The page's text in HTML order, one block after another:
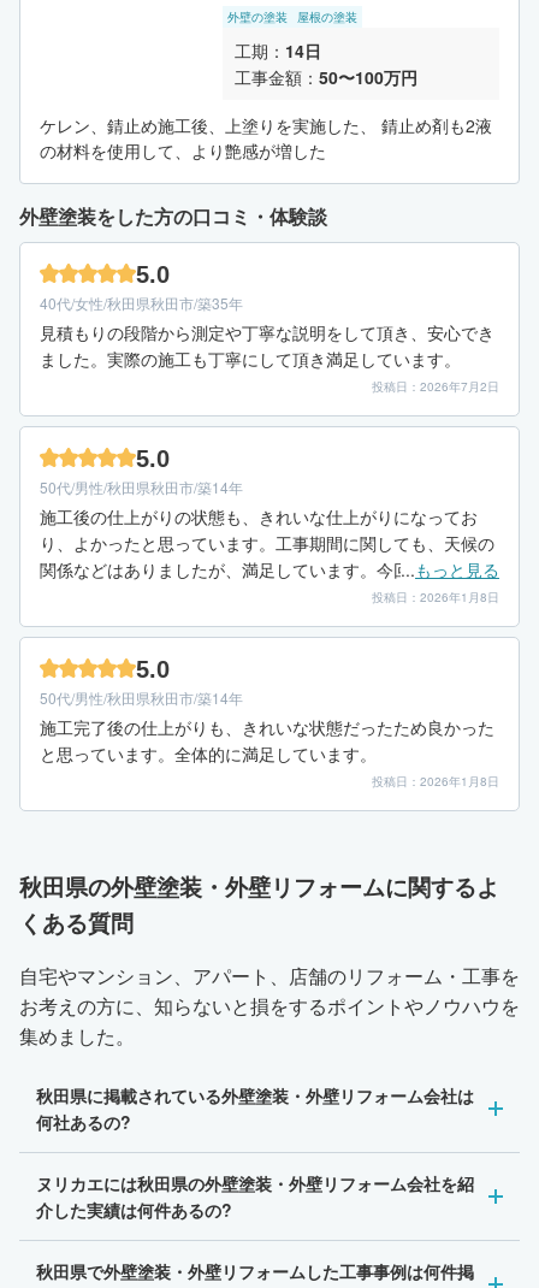
外壁の塗装 屋根の塗装
工期： 14日
工事金額： 50〜100万円
ケレン、錆止め施工後、上塗りを実施した、 錆止め剤も2液
の材料を使用して、より艶感が増した
外壁塗装をした方の口コミ・体験談
5.0
40代/女性/秋田県秋田市/築35年
見積もりの段階から測定や丁寧な説明をして頂き、安心でき
ました。実際の施工も丁寧にして頂き満足しています。
投稿日：2026年7月2日
5.0
50代/男性/秋田県秋田市/築14年
施工後の仕上がりの状態も、きれいな仕上がりになってお
り、よかったと思っています。工事期間に関しても、天候の
関係などはありましたが、満足しています。今回の業者さん
に関して、不満に感じた点や、満足いかなかった点などは特
になかったです。
...もっと見る
投稿日：2026年1月8日
5.0
50代/男性/秋田県秋田市/築14年
施工完了後の仕上がりも、きれいな状態だったため良かった
と思っています。全体的に満足しています。
投稿日：2026年1月8日
秋田県の外壁塗装・外壁リフォームに関するよ
くある質問
自宅やマンション、アパート、店舗のリフォーム・工事を
お考えの方に、知らないと損をするポイントやノウハウを
集めました。
秋田県に掲載されている外壁塗装・外壁リフォーム会社は
何社あるの?
ヌリカエには秋田県の外壁塗装・外壁リフォーム会社を紹
介した実績は何件あるの?
秋田県で外壁塗装・外壁リフォームした工事事例は何件掲